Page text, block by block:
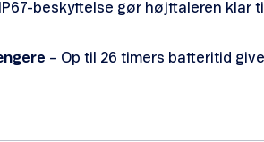
beskyttelse gør højttaleren klar
– Op til 26 timers batteritid